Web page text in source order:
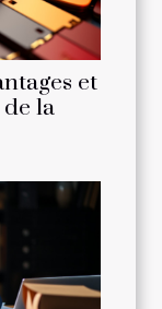
et
la